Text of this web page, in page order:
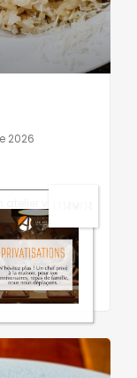
2026
soleil
à partager
!